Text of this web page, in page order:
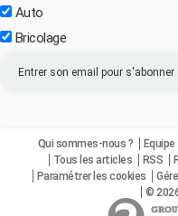
Auto
Bricolage
Qui sommes-nous ? Equipe
Tous les articles
RSS
Paramétrer les cookies
©